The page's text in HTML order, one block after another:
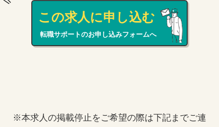
この求人に申し込む
転職サポートのお申し込みフォームへ
※本求人の掲載停止をご希望の際は下記までご連